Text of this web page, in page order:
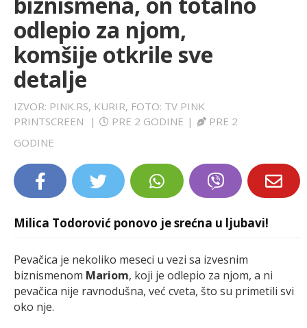
LIFESTYLE
EXTRA
odlepio za njom,
komšije otkrile sve
detalje
IZVOR: PINK.RS, KURIR, FOTO: TV PINK
PRINTSCREEN
| PRE 2 GODINE |
PRE 2
GODINE
Milica Todorović ponovo je srećna u ljubavi!
Pevačica je nekoliko meseci u vezi sa izvesnim
biznismenom Mariom, koji je odlepio za njom, a ni
pevačica nije ravnodušna, već cveta, što su primetili svi
oko nje.